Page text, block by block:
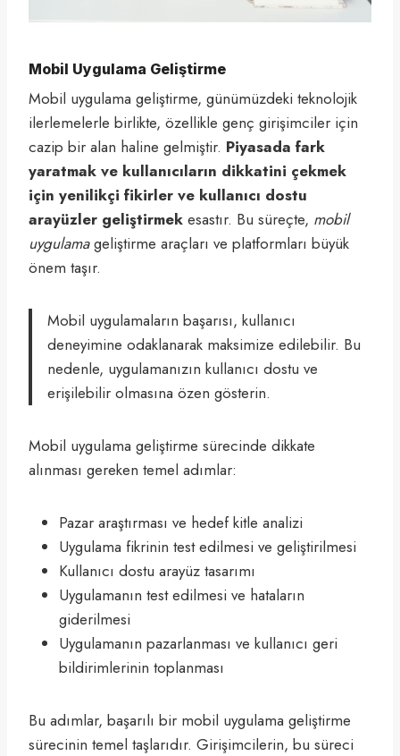
Mobil Uygulama Geliştirme
Mobil uygulama geliştirme, günümüzdeki teknolojik
ilerlemelerle birlikte, özellikle genç girişimciler için
cazip bir alan haline gelmiştir. Piyasada fark
yaratmak ve kullanıcıların dikkatini çekmek
için yenilikçi fikirler ve kullanıcı dostu
arayüzler geliştirmek esastır. Bu süreçte, mobil
uygulamageliştirme araçları ve platformları büyük
önem taşır.
Mobil uygulamaların başarısı, kullanıcı
deneyimine odaklanarak maksimize edilebilir. Bu
nedenle, uygulamanızın kullanıcı dostu ve
erişilebilir olmasına özen gösterin.
Mobil uygulama geliştirme sürecinde dikkate
alınması gereken temel adımlar:
Pazar araştırması ve hedef kitle analizi
Uygulama fikrinin test edilmesi ve geliştirilmesi
Kullanıcı dostu arayüz tasarımı
Uygulamanın test edilmesi ve hataların
giderilmesi
Uygulamanın pazarlanması ve kullanıcı geri
bildirimlerinin toplanması
Bu adımlar, başarılı bir mobil uygulama geliştirme
sürecinin temel taşlarıdır. Girişimcilerin, bu süreci